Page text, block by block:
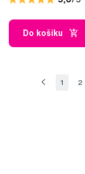
Do košíku
1 2